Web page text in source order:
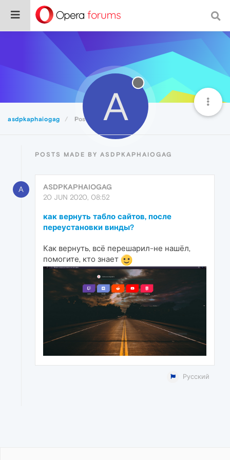
asdpkaphaiogag Posts A
POSTS MADE BY ASDPKAPHAIOGAG
A
ASDPKAPHAIOGAG
20 JUN 2020, 08:52
как вернуть табло сайтов, после
переустановки винды?
Как вернуть, всё перешарил-не нашёл,
помогите, кто знает
Русский